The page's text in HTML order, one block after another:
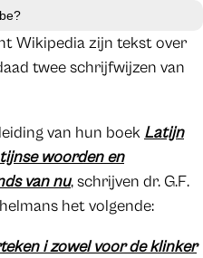
Wikipedia zijn tekst over
twee schrijfwijzen van
van hun boek Latijn
woorden en
van nu, schrijven dr. G.F.
het volgende:
i zowel voor de klinker